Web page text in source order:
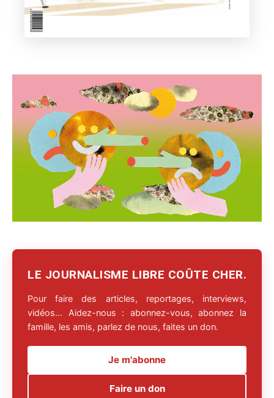
LE JOURNALISME LIBRE COÛTE CHER.
Pour faire des articles, reportages, interviews,
vidéos… Aidez-nous : abonnez-vous, abonnez la
famille, les amis, parlez de nous, faites un don.
Je m'abonne
Faire un don